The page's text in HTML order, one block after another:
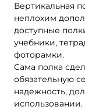
Вертикальная
неплохим
доступные
учебники,
фоторамки.
Сама полка
обязательную
надежность,
использовании.